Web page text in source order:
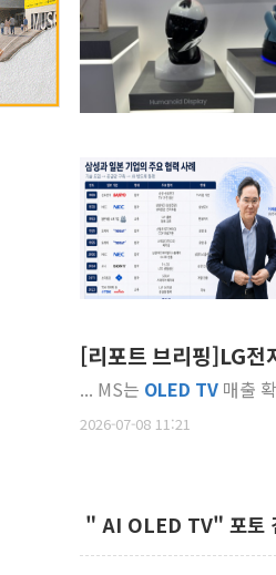
[리포트 브리핑]LG
... MS는 OLED TV 매출
2026-07-08 11:21
" AI OLED TV" 포토